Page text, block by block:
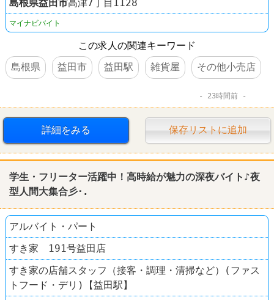
島根県益田市高津7丁目1128
マイナビバイト
この求人の関連キーワード
島根県
益田市 益田駅 雑貨屋 その他小売店
23時間前
詳細をみる 保存リストに追加
学生・フリーター活躍中！高時給が魅力の深夜バイト♪夜
型人間大集合彡･.
アルバイト・パート
すき家 191号益田店
すき家の店舗スタッフ（接客・調理・清掃など）(ファス
トフード・デリ)【益田駅】